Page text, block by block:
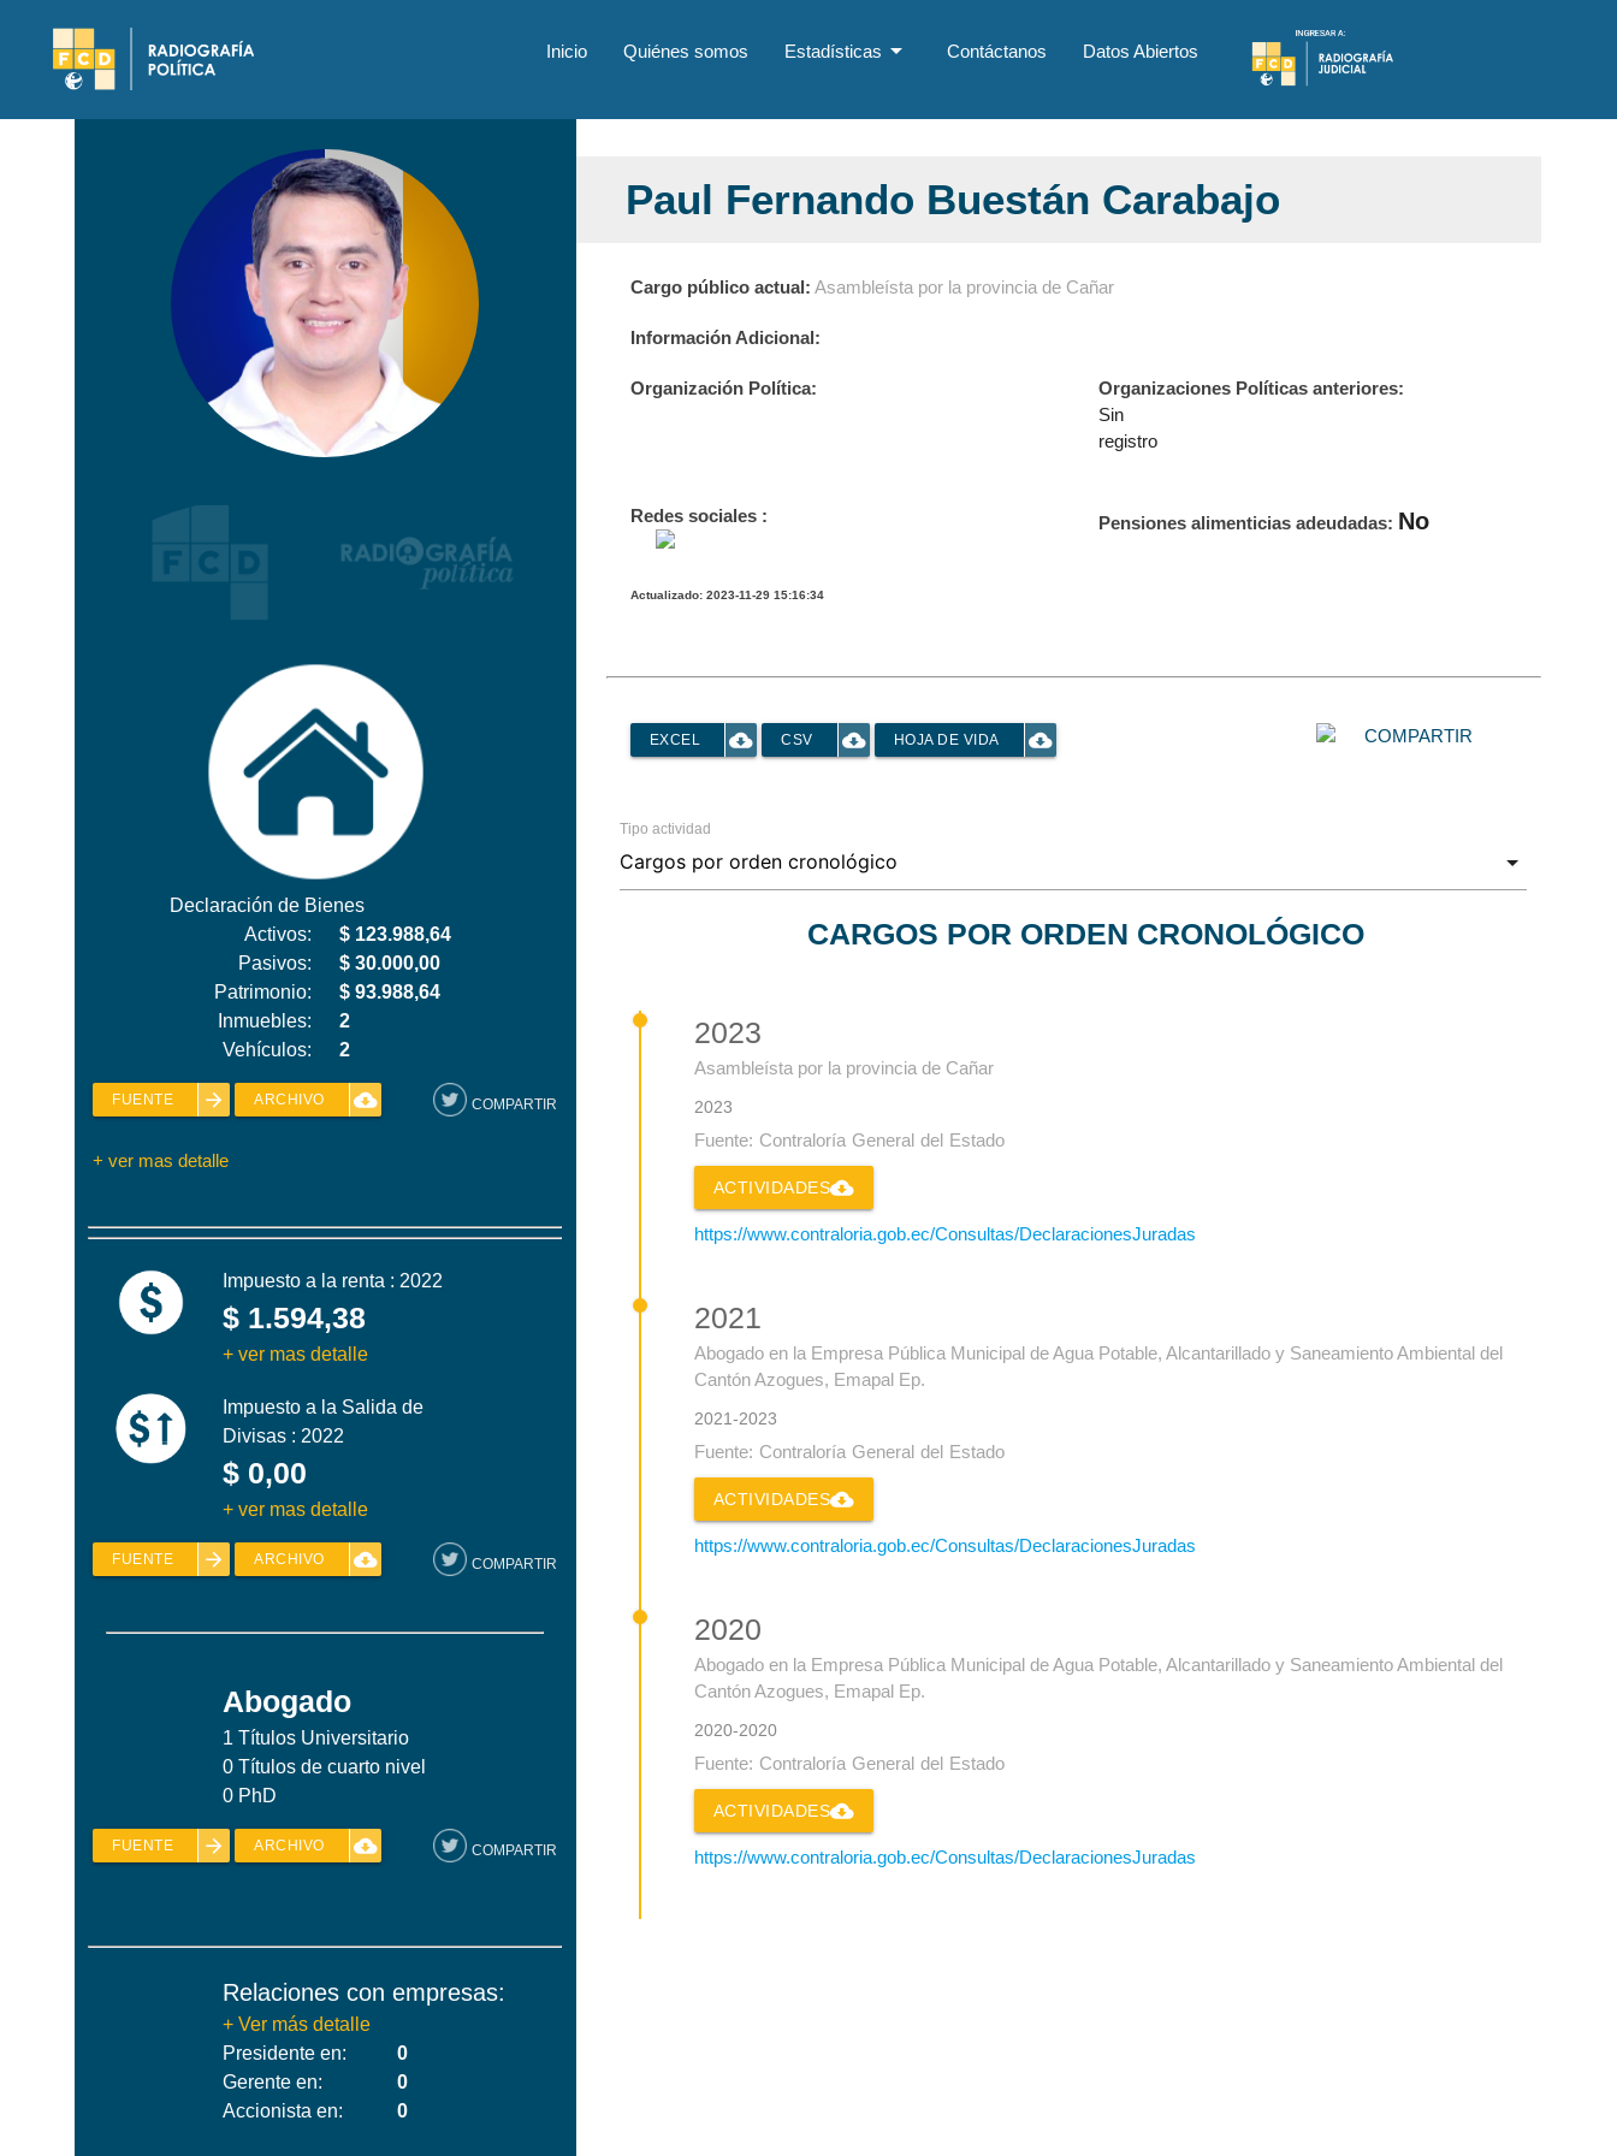
Inicio Quiénes somos Estadísticas arrow_drop_down Contáctanos Datos Abiertos
Declaración de Bienes
Activos:
Pasivos:
Patrimonio:
Inmuebles:
Vehículos:
$ 123.988,64
$ 30.000,00
$ 93.988,64
2
2
arrow_forward
FUENTE cloud_download
ARCHIVO COMPARTIR
+ ver mas detalle
Impuesto a la renta : 2022
$ 1.594,38
+ ver mas detalle
Impuesto a la Salida de
Divisas : 2022
$ 0,00
+ ver mas detalle
arrow_forward
FUENTE cloud_download
ARCHIVO COMPARTIR
Abogado
1 Títulos Universitario
0 Títulos de cuarto nivel
0 PhD
arrow_forward
FUENTE cloud_download
ARCHIVO COMPARTIR
Relaciones con empresas:
+ Ver más detalle
Presidente en:
Gerente en:
Accionista en:
0
0
0
Paul Fernando Buestán Carabajo
Cargo público actual: Asambleísta por la provincia de Cañar
Información Adicional:
Organización Política:
Organizaciones Políticas anteriores:
Sin
registro
Redes sociales : Pensiones alimenticias adeudadas: No
Actualizado: 2023-11-29 15:16:34
cloud_download
EXCEL cloud_download
CSV cloud_download
HOJA DE VIDA COMPARTIR
Tipo actividad
CARGOS POR ORDEN CRONOLÓGICO
2023
Asambleísta por la provincia de Cañar
2023
Fuente: Contraloría General del Estado
cloud_download
ACTIVIDADES
https://www.contraloria.gob.ec/Consultas/DeclaracionesJuradas
2021
Abogado en la Empresa Pública Municipal de Agua Potable, Alcantarillado y Saneamiento Ambiental del
Cantón Azogues, Emapal Ep.
2021-2023
Fuente: Contraloría General del Estado
cloud_download
ACTIVIDADES
https://www.contraloria.gob.ec/Consultas/DeclaracionesJuradas
2020
Abogado en la Empresa Pública Municipal de Agua Potable, Alcantarillado y Saneamiento Ambiental del
Cantón Azogues, Emapal Ep.
2020-2020
Fuente: Contraloría General del Estado
cloud_download
ACTIVIDADES
https://www.contraloria.gob.ec/Consultas/DeclaracionesJuradas